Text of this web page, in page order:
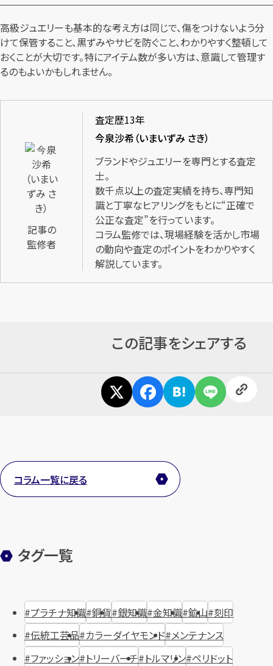
高級ジュエリーも基本的な考え方は同じで、傷をつけないよう分
けて保管すること、黒ずみやサビを防ぐこと、わかりやすく整頓して
おくことが大切です。特にアイテム数が多い方は、意識して管理す
るのもよいかもしれません。
記事の
監修者
査定歴13年
今泉沙希（いまいずみ さき）
ブランドやジュエリーを専門とする査定
士。
数千点以上の査定実績を持ち、専門知
識と丁寧なヒアリングをもとに“正確で
公正な査定”を行っています。
コラム監修では、現場経験を活かし市場
の動向や査定のポイントをわかりやすく
解説しています。
この記事をシェアする
コラム一覧に戻る
タグ一覧
プラチナ知識 銅貨 銀知識 金知識 鉱山 刻印
伝統工芸品 カラーダイヤモンド メンテナンス
ファッション トリーバーチ トルマリン ペリドット